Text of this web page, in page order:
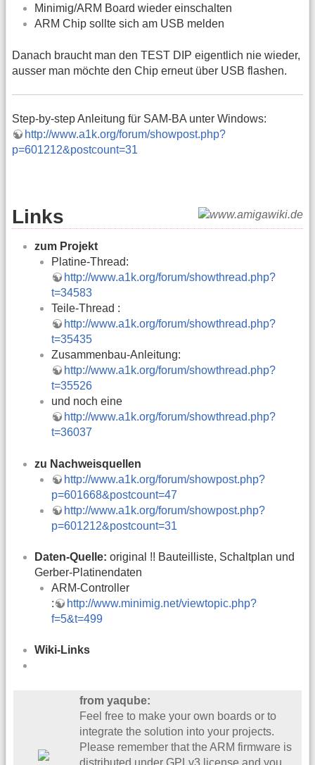
Minimig/ARM Board wieder einschalten
ARM Chip sollte sich am USB melden
Danach braucht man den TEST DIP eigentlich nie wieder,
ausser man möchte den Chip erneut über USB flashen.
Step-by-step Anleitung für SAM-BA unter Windows:
http://www.a1k.org/forum/showpost.php?
p=601212&postcount=31
Links
zum Projekt
Platine-Thread:
http://www.a1k.org/forum/showthread.php?
t=34583
Teile-Thread :
http://www.a1k.org/forum/showthread.php?
t=35435
Zusammenbau-Anleitung:
http://www.a1k.org/forum/showthread.php?
t=35526
und noch eine
http://www.a1k.org/forum/showthread.php?
t=36037
zu Nachweisquellen
http://www.a1k.org/forum/showpost.php?
p=601668&postcount=47
http://www.a1k.org/forum/showpost.php?
p=601212&postcount=31
Daten-Quelle: original !! Bauteilliste, Schaltplan und
Gerber-Platinendaten
ARM-Controller
:
http://www.minimig.net/viewtopic.php?
f=5&t=499
Wiki-Links
from yaqube:
Feel free to make your own boards or to
integrate the solution into your projects.
Please remember that the ARM firmware is